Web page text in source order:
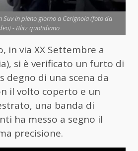
in pieno giorno a Cerignola (foto da
- Blitz quotidiano
in via XX Settembre a
si è verificato un furto di
degno di una scena da
il volto coperto e un
una banda di
ha messo a segno il
precisione.